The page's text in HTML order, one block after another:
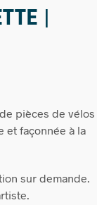
|
pièces de vélos
et façonnée à la
sur demande.